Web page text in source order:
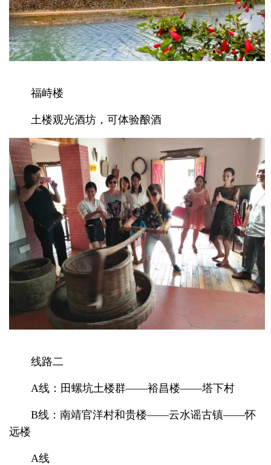
福峙楼
土楼观光酒坊，可体验酿酒
线路二
A线：田螺坑土楼群——裕昌楼——塔下村
B线：南靖官洋村和贵楼——云水谣古镇——怀
远楼
A线